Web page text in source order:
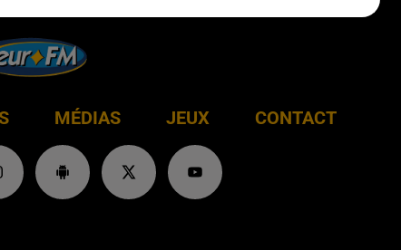
MÉDIAS JEUX CONTACT